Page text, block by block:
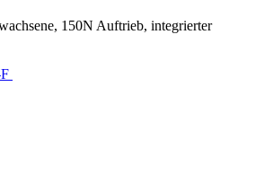
8
150N Auftrieb, integrierter